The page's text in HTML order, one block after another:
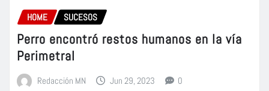
HOME SUCESOS
Perro encontró restos humanos en la vía
Perimetral
Redacción MN Jun 29, 2023 0